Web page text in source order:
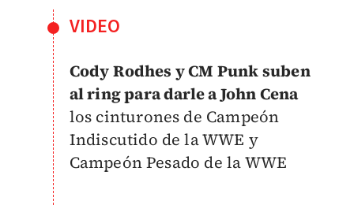
VIDEO
Cody Rodhes y CM Punk suben
al ring para darle a John Cena
los cinturones de Campeón
Indiscutido de la WWE y
Campeón Pesado de la WWE